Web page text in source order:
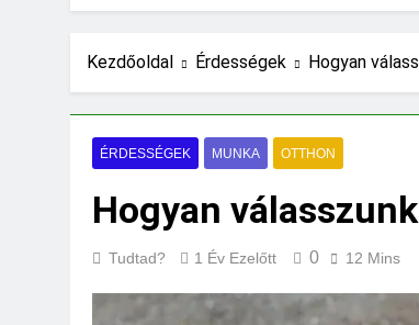
Mit
Milyen
Mi kell
3 Nap Ezelőtt
Kezdőoldal Érdességek Hogyan
ÉRDESSÉGEK MUNKA OTTHON
Hogyan
Tudtad? 1 Év Ezelőtt 0 12 Mins